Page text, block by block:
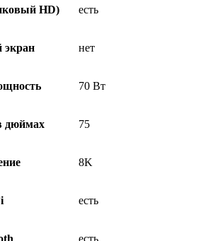
HD) есть
экран нет
70 Вт
дюймах 75
8K
есть
есть